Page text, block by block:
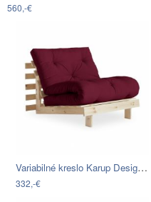
560,-€
Variabilné kreslo Karup Design Roots…
332,-€